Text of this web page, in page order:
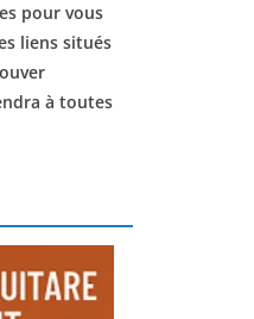
pour vous
liens situés
à toutes